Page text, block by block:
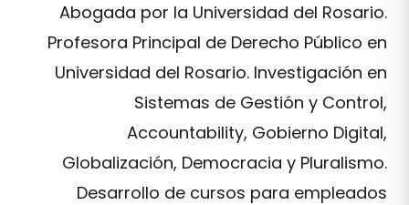
Abogada por la Universidad del Rosario.
Profesora Principal de Derecho Público en
Universidad del Rosario. Investigación en
Sistemas de Gestión y Control,
Accountability, Gobierno Digital,
Globalización, Democracia y Pluralismo.
Desarrollo de cursos para empleados